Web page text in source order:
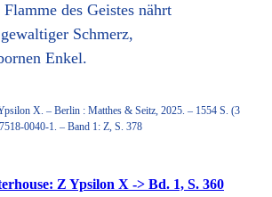
des Geistes nährt
Schmerz,
Enkel.
X. – Berlin : Matthes & Seitz, 2025. – 1554 S. (3
0040-1. – Band 1: Z, S. 378
Z Ypsilon X -> Bd. 1, S. 360